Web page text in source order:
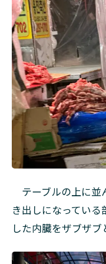
テーブルの上に
き出しになってい
した内臓をザブザブ